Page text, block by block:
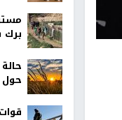
برك
حول